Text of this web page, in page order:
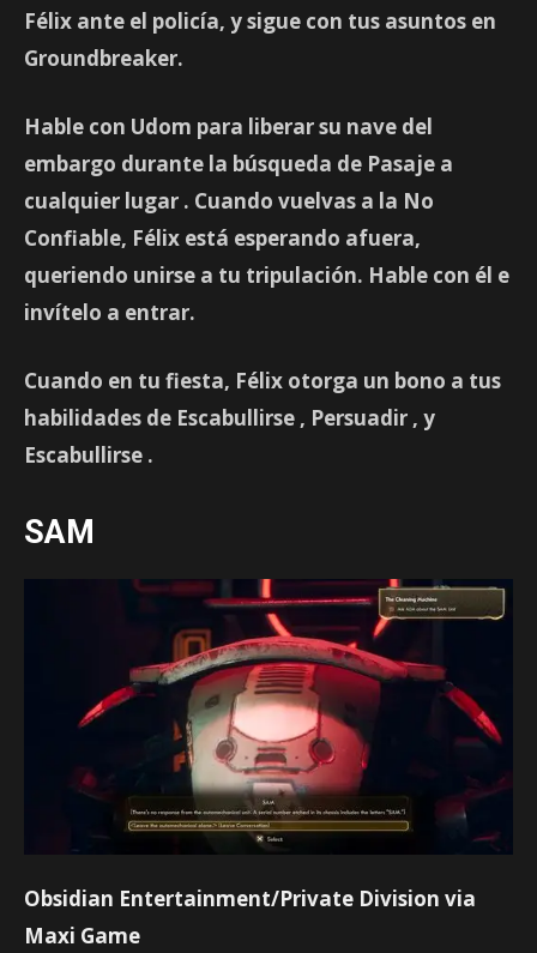
Félix ante el policía, y sigue con tus asuntos en
Groundbreaker.
Hable con Udom para liberar su nave del
embargo durante la búsqueda de Pasaje a
cualquier lugar . Cuando vuelvas a la No
Confiable, Félix está esperando afuera,
queriendo unirse a tu tripulación. Hable con él e
invítelo a entrar.
Cuando en tu fiesta, Félix otorga un bono a tus
habilidades de Escabullirse , Persuadir , y
Escabullirse .
SAM
Obsidian Entertainment/Private Division via
Maxi Game